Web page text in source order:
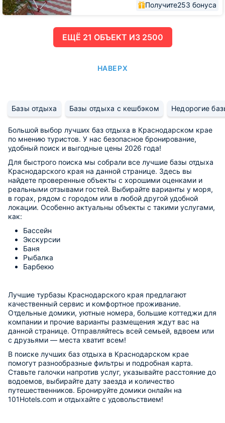
Получите253 бонуса
ЕЩË 21 ОБЪЕКТ ИЗ 2500
НАВЕРХ
Базы отдыха Базы отдыха с кешбэком Недорогие
Большой выбор лучших баз отдыха в Краснодарском крае
по мнению туристов. У нас безопасное бронирование,
удобный поиск и выгодные цены 2026 года!
Для быстрого поиска мы собрали все лучшие базы отдыха
Краснодарского края на данной странице. Здесь вы
найдете проверенные объекты с хорошими оценками и
реальными отзывами гостей. Выбирайте варианты у моря,
в горах, рядом с городом или в любой другой удобной
локации. Особенно актуальны объекты с такими услугами,
как:
Бассейн
Экскурсии
Баня
Рыбалка
Барбекю
Лучшие турбазы Краснодарского края предлагают
качественный сервис и комфортное проживание.
Отдельные домики, уютные номера, большие коттеджи для
компании и прочие варианты размещения ждут вас на
данной странице. Отправляйтесь всей семьей, вдвоем или
с друзьями — места хватит всем!
В поиске лучших баз отдыха в Краснодарском крае
помогут разнообразные фильтры и подробная карта.
Ставьте галочки напротив услуг, указывайте расстояние до
водоемов, выбирайте дату заезда и количество
путешественников. Бронируйте домики онлайн на
101Hotels.com и отдыхайте с удовольствием!